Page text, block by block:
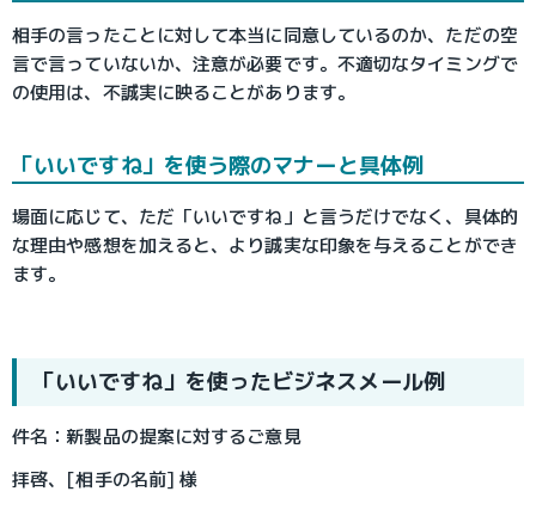
相手の言ったことに対して本当に同意しているのか、ただの空
言で言っていないか、注意が必要です。不適切なタイミングで
の使用は、不誠実に映ることがあります。
「いいですね」を使う際のマナーと具体例
場面に応じて、ただ「いいですね」と言うだけでなく、具体的
な理由や感想を加えると、より誠実な印象を与えることができ
ます。
「いいですね」を使ったビジネスメール例
件名：新製品の提案に対するご意見
拝啓、[相手の名前] 様